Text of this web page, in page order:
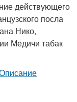
действующего
посла
Нико,
Медичи табак